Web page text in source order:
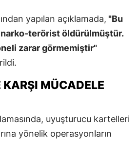
yapılan açıklamada, "Bu
narko-terörist öldürülmüştür.
zarar görmemiştir"
KARŞI MÜCADELE
uyuşturucu kartelleri
yönelik operasyonların